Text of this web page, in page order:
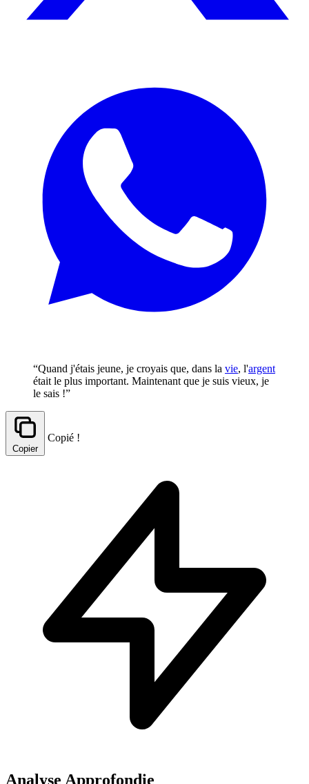
“Quand j'étais jeune, je croyais que, dans la vie, l'argent
était le plus important. Maintenant que je suis vieux, je
le sais !”
Copier
Copié !
Analyse Approfondie